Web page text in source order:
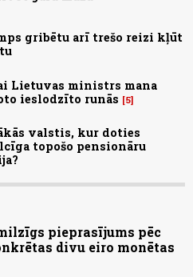
gribētu arī trešo reizi kļūt
Lietuvas ministrs mana
ieslodzīto runās
5
valstis, kur doties
topošo pensionāru
pieprasījums pēc
divu eiro monētas